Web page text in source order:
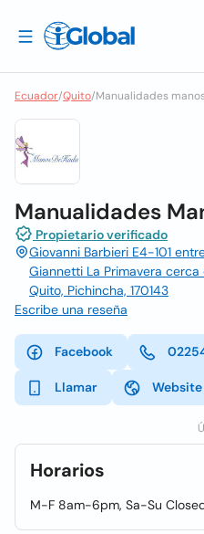
Ecuador/Quito/Manualidades
Manualidades
Propietario verificado
Giovanni Barbieri E4-101
Giannetti La Primavera
Quito, Pichincha, 170143
Escribe una reseña
Facebook
Llamar Website
Horarios
M-F 8am-6pm, Sa-Su